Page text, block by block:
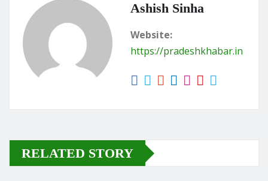
Ashish Sinha
Website:
https://pradeshkhabar.in
RELATED STORY